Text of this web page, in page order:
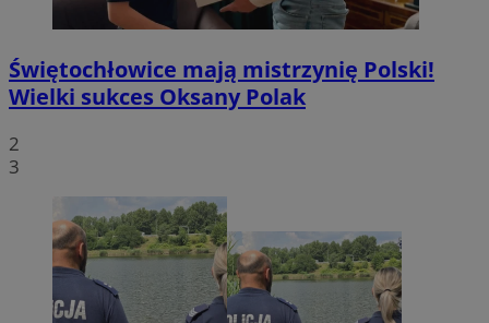
Świętochłowice mają mistrzynię Polski!
Wielki sukces Oksany Polak
2
3